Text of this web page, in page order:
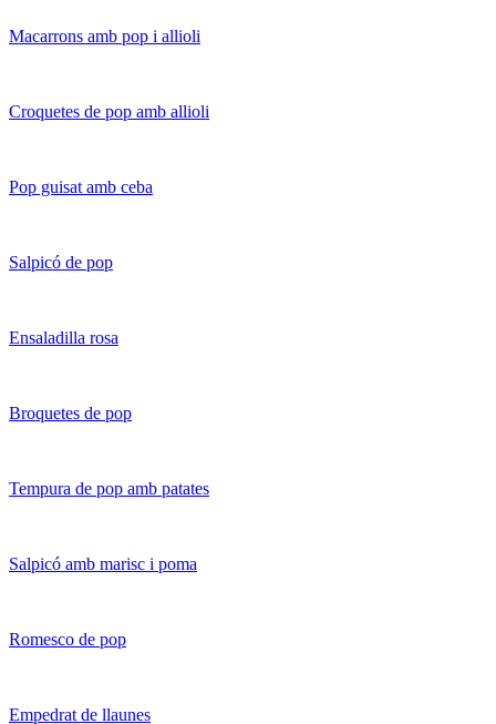
Macarrons amb pop i allioli
Croquetes de pop amb allioli
Pop guisat amb ceba
Salpicó de pop
Ensaladilla rosa
Broquetes de pop
Tempura de pop amb patates
Salpicó amb marisc i poma
Romesco de pop
Empedrat de llaunes